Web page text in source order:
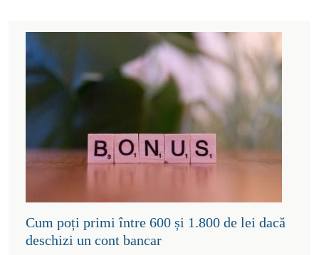
Cum poți primi între 600 și 1.800 de lei dacă
deschizi un cont bancar